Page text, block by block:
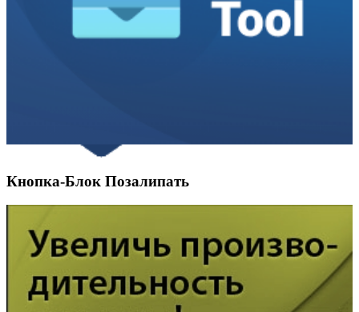
Кнопка-Блок Позалипать